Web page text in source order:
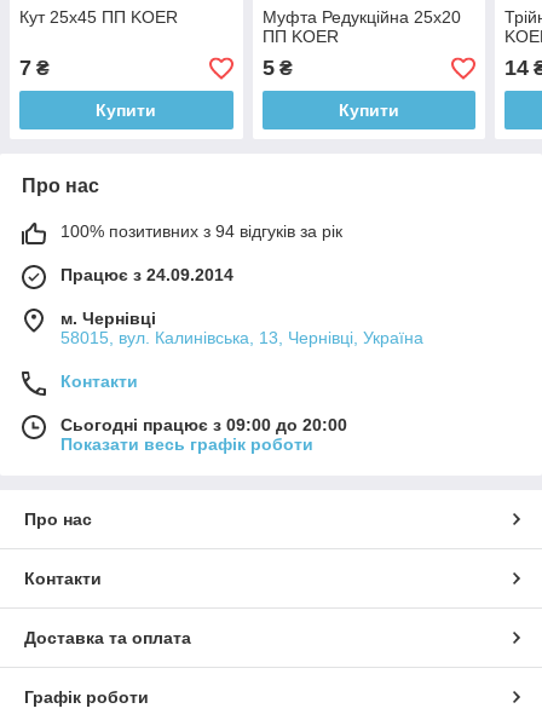
Кут 25х45 ПП KOER
7 ₴
Купити
Муфта Редукційна 25х20
ПП KOER
5₴
Купити
14
Про нас
100% позитивних з 94 відгуків за рік
Працює з 24.09.2014
м. Чернівці
58015, вул. Калинівська, 13, Чернівці, Україна
Контакти
Сьогодні працює з 09:00 до 20:00
Показати весь графік роботи
Про нас
Контакти
Доставка та оплата
Графік роботи